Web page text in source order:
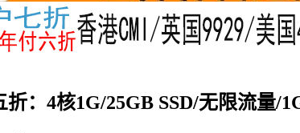
：4核1G/25GB SSD/无限流量/